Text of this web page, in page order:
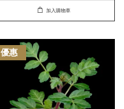
加入購物車
優惠